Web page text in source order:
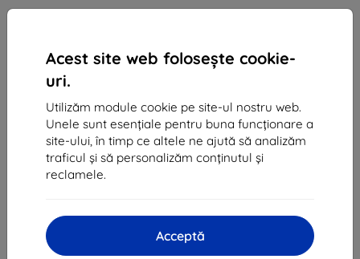
Acest site web folosește cookie-
uri.
Utilizăm module cookie pe site-ul nostru web.
Unele sunt esențiale pentru buna funcționare a
site-ului, în timp ce altele ne ajută să analizăm
traficul și să personalizăm conținutul și
reclamele.
Acceptă
Ulica Rudolfa Mocka 3750/2A
841 04 Bratislava